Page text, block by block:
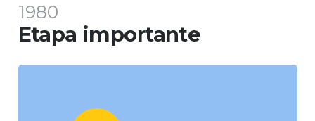
1980
Etapa importante